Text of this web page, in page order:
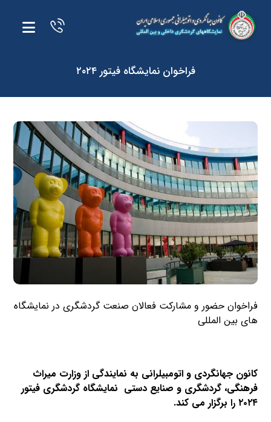
فراخوان نمایشگاه فیتور ۲۰۲۴
فراخوان حضور و مشارکت فعالان صنعت گردشگری در نمایشگاه
های بین المللی
کانون جهانگردی و اتومبیلرانی به نمایندگی از وزارت میراث
فرهنگی، گردشگری و صنایع دستی نمایشگاه گردشگری فیتور
۲۰۲۴ را برگزار می کند.